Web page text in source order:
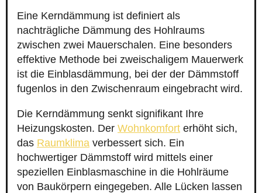
Eine Kerndämmung ist definiert als
nachträgliche Dämmung des Hohlraums
zwischen zwei Mauerschalen. Eine besonders
effektive Methode bei zweischaligem Mauerwerk
ist die Einblasdämmung, bei der der Dämmstoff
fugenlos in den Zwischenraum eingebracht wird.
Die Kerndämmung senkt signifikant Ihre
Heizungskosten. Der Wohnkomfort erhöht sich,
das Raumklima verbessert sich. Ein
hochwertiger Dämmstoff wird mittels einer
speziellen Einblasmaschine in die Hohlräume
von Baukörpern eingegeben. Alle Lücken lassen